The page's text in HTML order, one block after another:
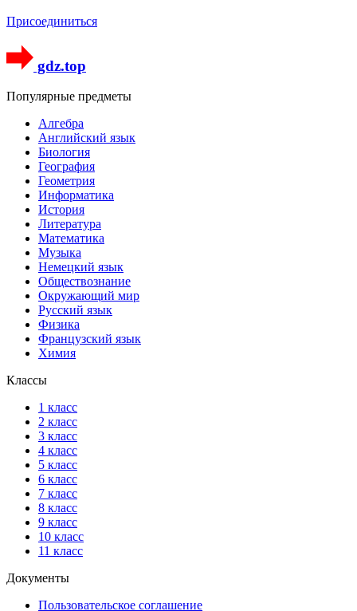
Присоединиться
gdz.top
Популярные предметы
Алгебра
Английский язык
Биология
География
Геометрия
Информатика
История
Литература
Математика
Музыка
Немецкий язык
Обществознание
Окружающий мир
Русский язык
Физика
Французский язык
Химия
Классы
1 класс
2 класс
3 класс
4 класс
5 класс
6 класс
7 класс
8 класс
9 класс
10 класс
11 класс
Документы
Пользовательское соглашение